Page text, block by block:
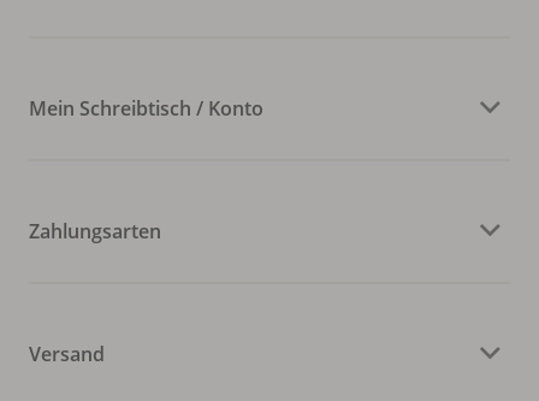
Mein Schreibtisch / Konto
Zahlungsarten
Versand